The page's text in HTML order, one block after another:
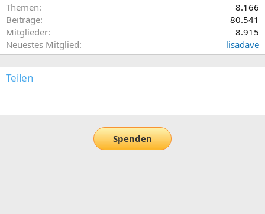
Themen
8.166
Beiträge
80.541
Mitglieder
8.915
Neuestes Mitglied
lisadave
Teilen
Spenden